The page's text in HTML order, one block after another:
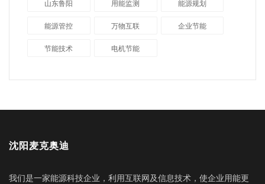
山东鲁阳 用能监测 能源规划
能源管控 万物互联 企业节能
节能技术 电机节能
沈阳麦克奥迪
我们是一家能源科技企业，利用互联网及信息技术，使企业用能更